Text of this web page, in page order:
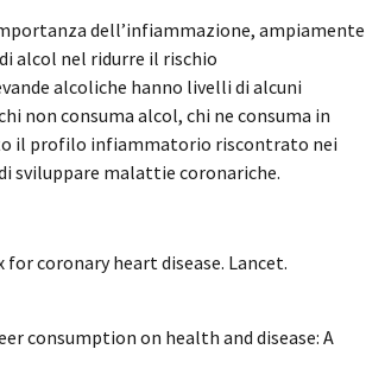
dell’infiammazione, ampiamente
alcol nel ridurre il rischio
alcoliche hanno livelli di alcuni
non consuma alcol, chi ne consuma in
il profilo infiammatorio riscontrato nei
sviluppare malattie coronariche.
for coronary heart disease. Lancet.
consumption on health and disease: A